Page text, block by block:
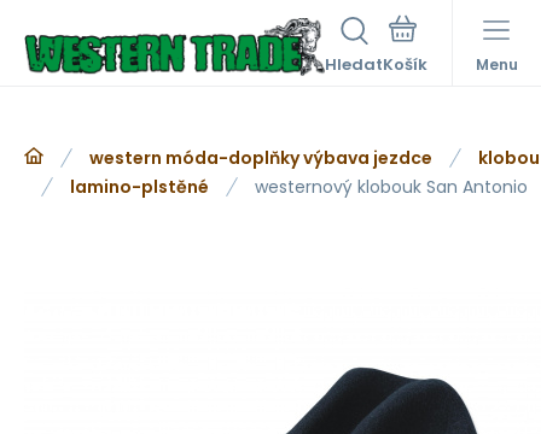
Hledat Menu
western móda-doplňky výbava jezdce
lamino-plstěné
westernový klobouk San Antonio